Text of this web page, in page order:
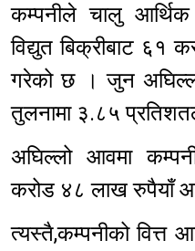
कम्पनीले चालु आर्थिक
विद्युत बिक्रीबाट ६१
गरेको छ । जुन
तुलनामा ३.८५
अघिल्लो आवमा
करोड ४८ लाख रुपैयाँ
त्यस्तै,कम्पनीको वित्त